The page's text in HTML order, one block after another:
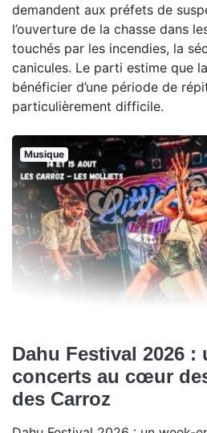
demandent aux préfets de
l’ouverture de la chasse dans
touchés par les incendies, la
canicules. Le parti estime que
bénéficier d’une période de
particulièrement difficile.
Musique
Dahu Festival 2026 :
concerts au cœur
des Carroz